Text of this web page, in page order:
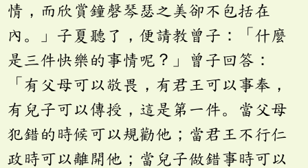
情，而欣賞鐘磬琴瑟之美卻不包括在
內。」子夏聽了，便請教曾子：「什麼
是三件快樂的事情呢？」曾子回答：
「有父母可以敬畏，有君王可以事奉，
有兒子可以傳授，這是第一件。當父母
犯錯的時候可以規勸他；當君王不行仁
政時可以離開他；當兒子做錯事時可以